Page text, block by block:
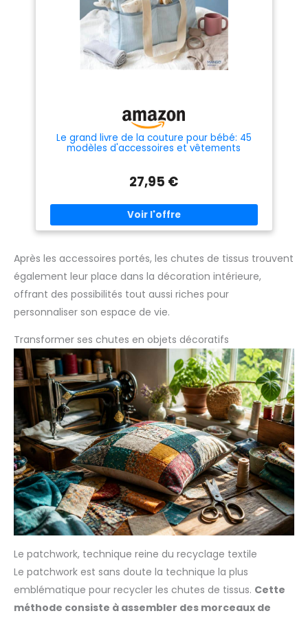
coudre avec des résultats
professionnels. Instructions de
coupe détaillées : en plus des
motifs, des instructions de
coupe précises sont fournies
pour garantir que le processus
de fabrication est clair et
confortables et polyvalents,
ainsi que dans les détails qui
peuvent transformer un
design décontracté à élégant.
Le grand livre de la couture pour bébé: 45
modèles d'accessoires et vêtements
27,95 €
Après les accessoires portés, les chutes de tissus trouvent
également leur place dans la décoration intérieure,
offrant des possibilités tout aussi riches pour
personnaliser son espace de vie.
Transformer ses chutes en objets décoratifs
Le patchwork, technique reine du recyclage textile
Le patchwork est sans doute la technique la plus
emblématique pour recycler les chutes de tissus. Cette
méthode consiste à assembler des morceaux de